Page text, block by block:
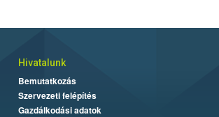
Hivatalunk
Bemutatkozás
Szervezeti felépítés
Gazdálkodási adatok